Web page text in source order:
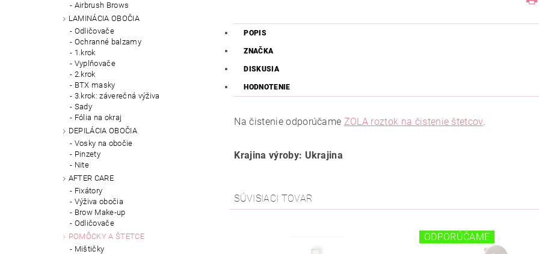
Airbrush Brows
LAMINÁCIA OBOČIA
Odličovače
Ochranné balzamy
1.krok
Vyplňovače
2.krok
BTX masky
3.krok: záverečná výživa
Sady
Fólia na okraj
DEPILÁCIA OBOČIA
Vosky na obočie
Pinzety
Nite
AFTER CARE
Fixátory
Výživa obočia
Brow Make-up
Odličovače
POMÔCKY A ŠTETCE
Mištičky
POPIS
ZNAČKA
DISKUSIA
HODNOTENIE
Na čistenie odporúčame ZOLA roztok na čistenie štetcov.
Krajina výroby: Ukrajina
SÚVISIACI TOVAR
ODPORÚČAME